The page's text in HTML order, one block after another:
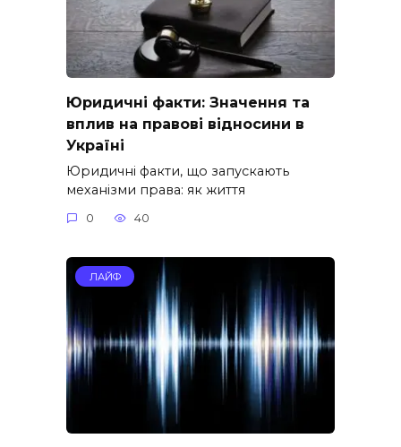
Юридичні факти: Значення та
вплив на правові відносини в
Україні
Юридичні факти, що запускають
механізми права: як життя
0 40
ЛАЙФ